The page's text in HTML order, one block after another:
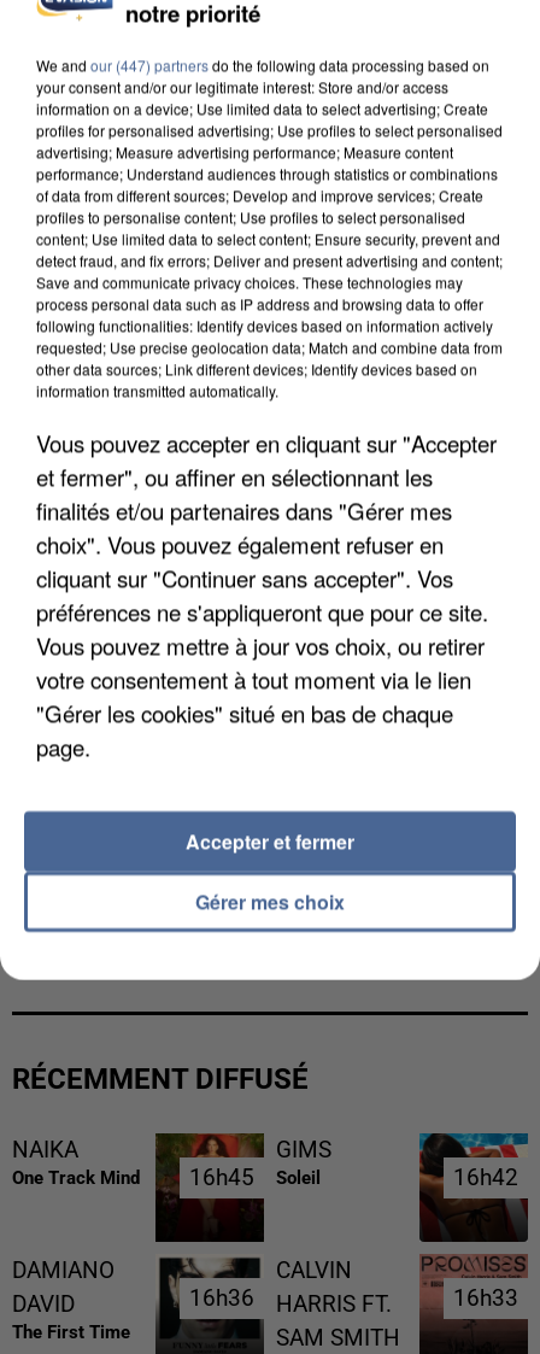
INTERPELLÉ EN ALGÉRIE
UNE TOURISTE DE L’OISE EMPORTÉE PAR UNE
COULÉE DE BOUE EN HAUTE-SAVOIE
LES DONNÉES DE 300 000 CLIENTS DÉROBÉES À
RÉCEMMENT DIFFUSÉ
NAIKA
One Track Mind 16h45
16h45
GIMS
Soleil 16h42
16h42
DAMIANO
DAVID
The First Time
16h36
16h36
CALVIN
HARRIS FT.
SAM SMITH
16h33
16h33
notre priorité
We and our (447) partnersdo the following data processing based on
your consent and/or our legitimate interest: Store and/or access
information on a device; Use limited data to select advertising; Create
profiles for personalised advertising; Use profiles to select personalised
advertising; Measure advertising performance; Measure content
performance; Understand audiences through statistics or combinations
of data from different sources; Develop and improve services; Create
profiles to personalise content; Use profiles to select personalised
content; Use limited data to select content; Ensure security, prevent and
detect fraud, and fix errors; Deliver and present advertising and content;
Save and communicate privacy choices. These technologies may
process personal data such as IP address and browsing data to offer
following functionalities: Identify devices based on information actively
requested; Use precise geolocation data; Match and combine data from
other data sources; Link different devices; Identify devices based on
information transmitted automatically.
Vous pouvez accepter en cliquant sur "Accepter
et fermer", ou affiner en sélectionnant les
finalités et/ou partenaires dans "Gérer mes
choix". Vous pouvez également refuser en
cliquant sur "Continuer sans accepter". Vos
préférences ne s'appliqueront que pour ce site.
Vous pouvez mettre à jour vos choix, ou retirer
votre consentement à tout moment via le lien
"Gérer les cookies" situé en bas de chaque
page.
Gérer mes choix
Accepter et fermer